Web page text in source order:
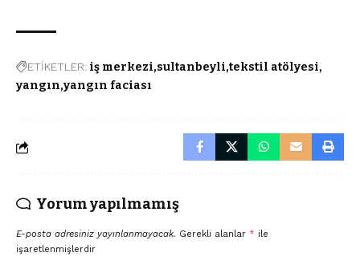
ETİKETLER: iş merkezi sultanbeyli tekstil atölyesi
yangın yangın faciası
Yorum yapılmamış
E-posta adresiniz yayınlanmayacak. Gerekli alanlar * ile
işaretlenmişlerdir